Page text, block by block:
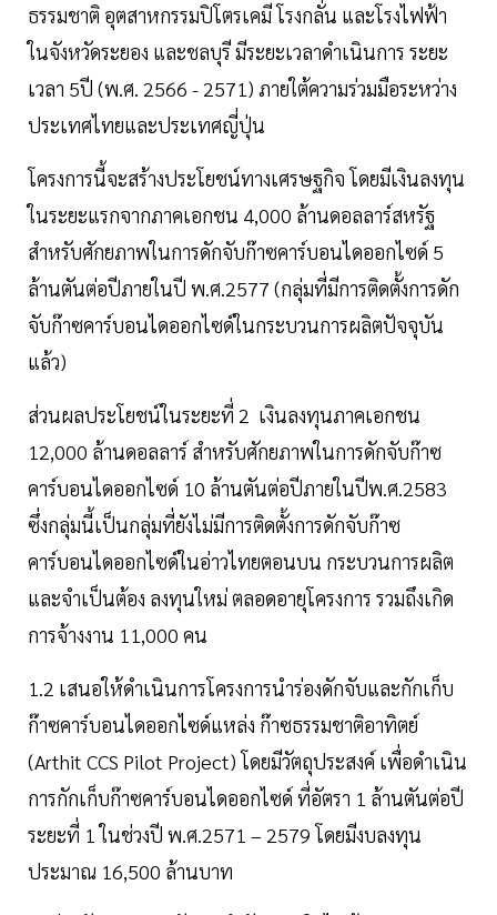
ธรรมชาติ อุตสาหกรรมปิโตรเคมี โรงกลั่น และโรงไฟฟ้า
ในจังหวัดระยอง และชลบุรี มีระยะเวลาดำเนินการ ระยะ
เวลา 5ปี (พ.ศ. 2566 - 2571) ภายใต้ความร่วมมือระหว่าง
ประเทศไทยและประเทศญี่ปุ่น
โครงการนี้จะสร้างประโยชน์ทางเศรษฐกิจ โดยมีเงินลงทุน
ในระยะแรกจากภาคเอกชน 4,000 ล้านดอลลาร์สหรัฐ
สำหรับศักยภาพในการดักจับก๊าซคาร์บอนไดออกไซด์ 5
ล้านตันต่อปีภายในปี พ.ศ.2577 (กลุ่มที่มีการติดตั้งการดัก
จับก๊าซคาร์บอนไดออกไซด์ในกระบวนการผลิตปัจจุบัน
แล้ว)
ส่วนผลประโยชน์ในระยะที่ 2 เงินลงทุนภาคเอกชน
12,000 ล้านดอลลาร์ สำหรับศักยภาพในการดักจับก๊าซ
คาร์บอนไดออกไซด์ 10 ล้านตันต่อปีภายในปีพ.ศ.2583
ซึ่งกลุ่มนี้เป็นกลุ่มที่ยังไม่มีการติดตั้งการดักจับก๊าซ
คาร์บอนไดออกไซด์ในอ่าวไทยตอนบน กระบวนการผลิต
และจำเป็นต้อง ลงทุนใหม่ ตลอดอายุโครงการ รวมถึงเกิด
การจ้างงาน 11,000 คน
1.2 เสนอให้ดำเนินการโครงการนำร่องดักจับและกักเก็บ
ก๊าซคาร์บอนไดออกไซด์แหล่ง ก๊าซธรรมชาติอาทิตย์
(Arthit CCS Pilot Project) โดยมีวัตถุประสงค์ เพื่อดำเนิน
การกักเก็บก๊าซคาร์บอนไดออกไซด์ ที่อัตรา 1 ล้านตันต่อปี
ระยะที่ 1 ในช่วงปี พ.ศ.2571 – 2579 โดยมีงบลงทุน
ประมาณ 16,500 ล้านบาท